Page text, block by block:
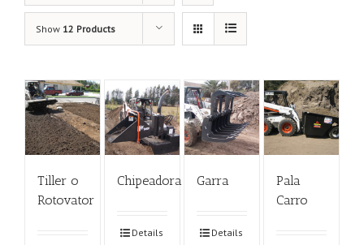
Show 12 Products
Tiller o
Rotovator
Chipeadora
Details
Garra
Details
Pala
Carro